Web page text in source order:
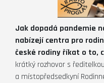
Jak dopadá pandemie
nabízejí centra pro
české rodiny říkat o to,
krátký rozhovor s
a místopředsedkyní